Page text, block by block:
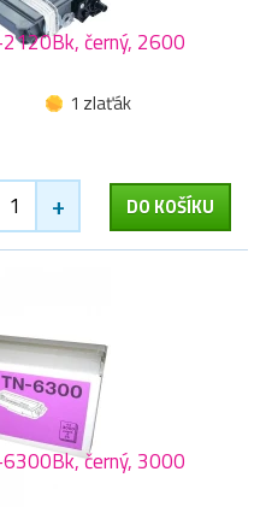
černý, 2600
1 zlaťák
+ DO KOŠÍKU
černý, 3000